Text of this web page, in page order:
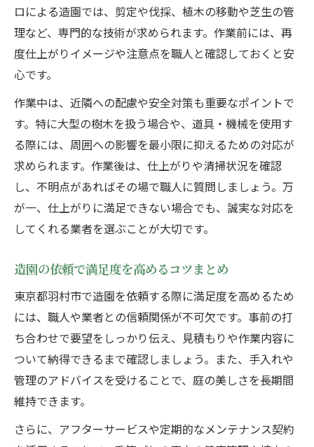
ロによる造園では、剪定や伐採、植木の移動や芝生の管
理など、専門的な技術が求められます。作業前には、再
度仕上がりイメージや注意点を職人と確認しておくと安
心です。
作業中は、近隣への配慮や安全対策も重要なポイントで
す。特に大型の樹木を扱う場合や、道具・機械を使用す
る際には、周囲への影響を最小限に抑えるための対応が
求められます。作業後は、仕上がりや清掃状況を確認
し、不明点があればその場で職人に質問しましょう。万
が一、仕上がりに満足できない場合でも、誠実な対応を
してくれる業者を選ぶことが大切です。
造園の依頼で満足度を高めるコツまとめ
東京都羽村市で造園を依頼する際に満足度を高めるため
には、職人や業者との信頼関係が不可欠です。事前の打
ち合わせで要望をしっかり伝え、見積もりや作業内容に
ついて納得できるまで確認しましょう。また、手入れや
管理のアドバイスを受けることで、庭の美しさを長期間
維持できます。
さらに、アフターサービスや定期的なメンテナンス契約